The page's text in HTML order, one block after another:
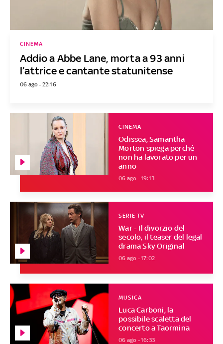
Addio a Abbe Lane, morta a 93 anni
l’attrice e cantante statunitense
CINEMA
06 ago - 22:16
Odissea, Samantha
Morton spiega perché
non ha lavorato per un
anno
CINEMA
06 ago - 19:13
War - Il divorzio del
secolo, il teaser del legal
drama Sky Original
SERIE TV
06 ago - 17:02
Luca Carboni, la
possibile scaletta del
concerto a Taormina
MUSICA
06 ago - 16:33